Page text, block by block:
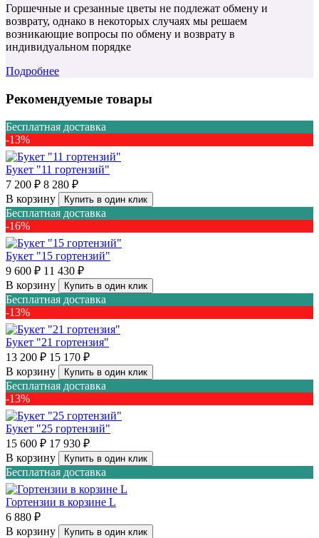
Горшечные и срезанные цветы не подлежат обмену и
возврату, однако в некоторых случаях мы решаем
возникающие вопросы по обмену и возврату в
индивидуальном порядке
Подробнее
Рекомендуемые товары
Бесплатная доставка
-13%
Букет "11 гортензий"
7 200 ₽ 8 280 ₽
В корзину
Купить в один клик
Бесплатная доставка
-16%
Букет "15 гортензий"
9 600 ₽ 11 430 ₽
В корзину
Купить в один клик
Бесплатная доставка
-13%
Букет "21 гортензия"
13 200 ₽ 15 170 ₽
В корзину
Купить в один клик
Бесплатная доставка
-13%
Букет "25 гортензий"
15 600 ₽ 17 930 ₽
В корзину
Купить в один клик
Бесплатная доставка
Гортензии в корзине L
6 880 ₽
В корзину
Купить в один клик